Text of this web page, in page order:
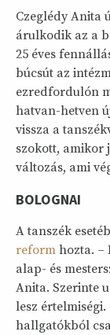
Czeglédy Anita
árulkodik az a
25 éves
búcsút az
ezredfordulón
hatvan-hetven
vissza a
szokott, amikor
változás, ami
BOLOGNAI
A tanszék
reform hozta. –
alap- és
Anita. Szerinte
lesz
hallgatókból